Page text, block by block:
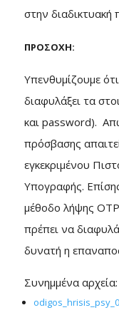
στην διαδικτυακή
ΠΡΟΣΟΧΗ:
Υπενθυμίζουμε
διαφυλάξει τα
και password).
πρόσβασης
εγκεκριμένου
Υπογραφής.
μέθοδο λήψης ΟΤΡ
πρέπει να
δυνατή η
Συνημμένα αρχεία: